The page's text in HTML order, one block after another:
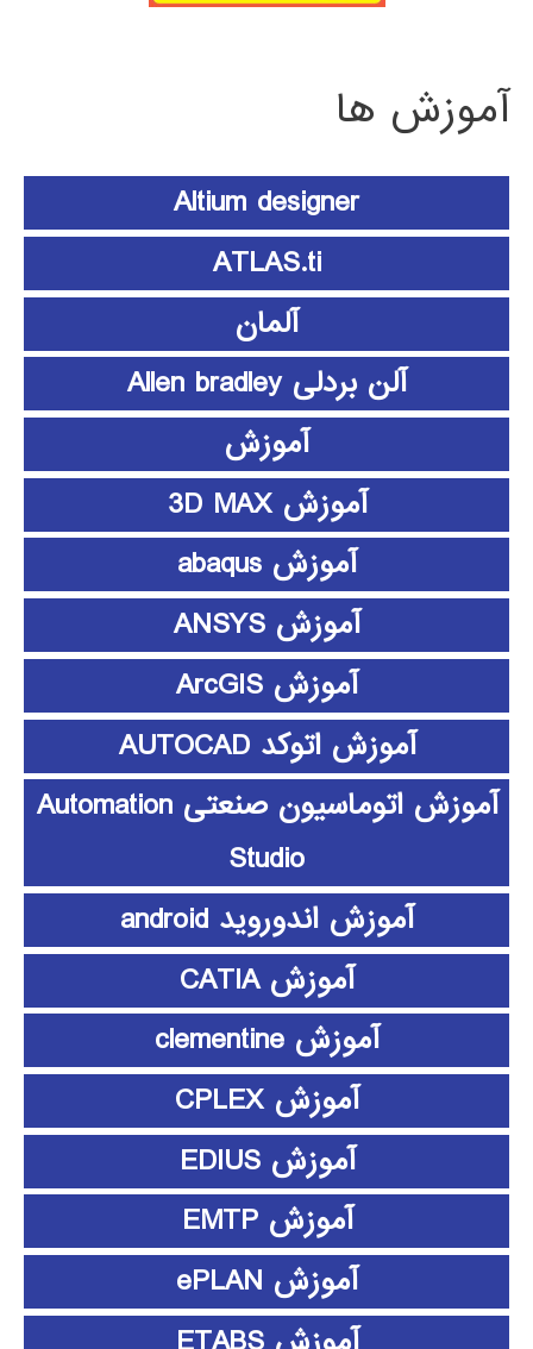
آموزش ها
Altium designer
ATLAS.ti
آلمان
آلن بردلی Allen bradley
آموزش
آموزش 3D MAX
آموزش abaqus
آموزش ANSYS
آموزش ArcGIS
آموزش اتوکد AUTOCAD
آموزش اتوماسیون صنعتی Automation
Studio
آموزش اندوروید android
آموزش CATIA
آموزش clementine
آموزش CPLEX
آموزش EDIUS
آموزش EMTP
آموزش ePLAN